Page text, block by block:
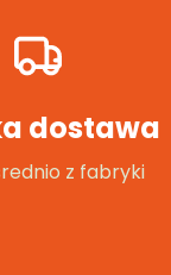
dostawa
z fabryki